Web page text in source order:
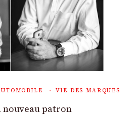
VIE DES MARQUES
nouveau patron